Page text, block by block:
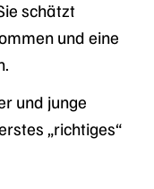
schätzt
und eine
und junge
„richtiges“